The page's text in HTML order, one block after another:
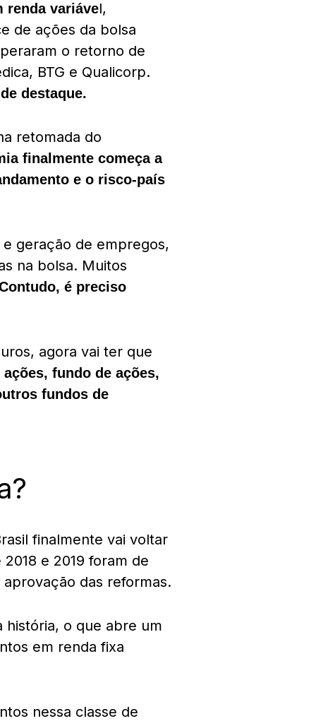
renda variável,
de ações da bolsa
o retorno de
BTG e Qualicorp.
destaque.
retomada do
finalmente começa a
e o risco-país
geração de empregos,
na bolsa. Muitos
é preciso
agora vai ter que
ações, fundo de ações,
fundos de
finalmente vai voltar
2018 e 2019 foram de
das reformas.
história, o que abre um
em renda fixa
nessa classe de